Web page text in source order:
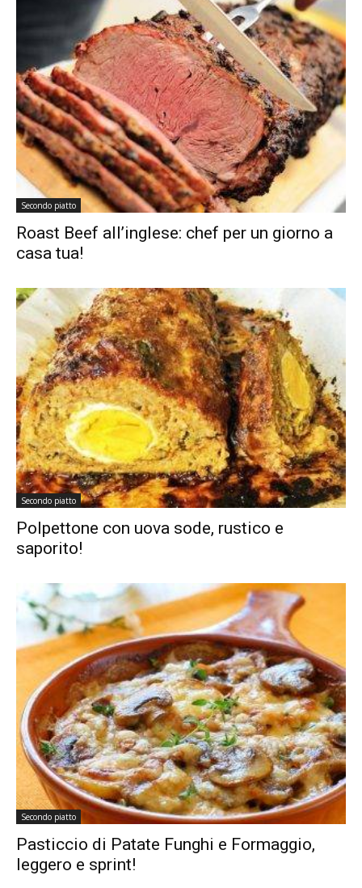
Secondo piatto
Roast Beef all’inglese: chef per un giorno a
casa tua!
Secondo piatto
Polpettone con uova sode, rustico e
saporito!
Secondo piatto
Pasticcio di Patate Funghi e Formaggio,
leggero e sprint!